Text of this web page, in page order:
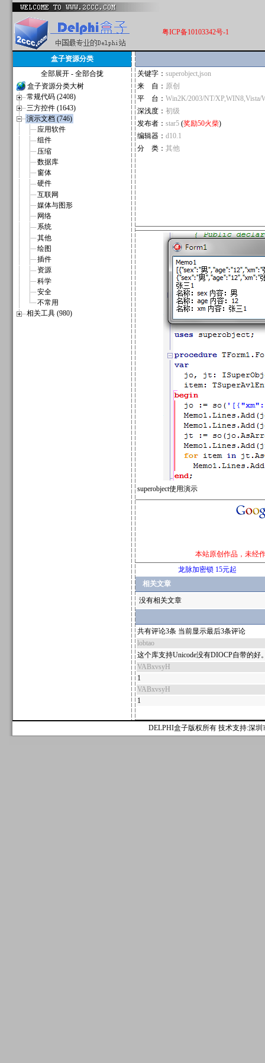
粤ICP备10103342号-1
盒子资源分类
全部展开 - 全部合拢
盒子资源分类大树
常规代码 (2408)
三方控件 (1643)
演示文档 (746)
应用软件
组件
压缩
数据库
窗体
硬件
互联网
媒体与图形
网络
系统
其他
绘图
插件
资源
科学
安全
不常用
相关工具 (980)
关键字： superobject,json
来 自： 原创
平 台： Win2K/2003/NT/XP,WIN8,Vista/
深浅度： 初级
发布者： star5 (奖励50火柴)
编辑器： d10.1
分 类： 其他
superobject使用演示
本站原创作品，未经
龙脉加密锁 15元起
相关文章
没有相关文章
共有评论3条 当前显示最后3条评论
lobtao
这个库支持Unicode没有DIOCP自带的好
VABxvsyH
1
VABxvsyH
1
DELPHI盒子版权所有 技术支持:深